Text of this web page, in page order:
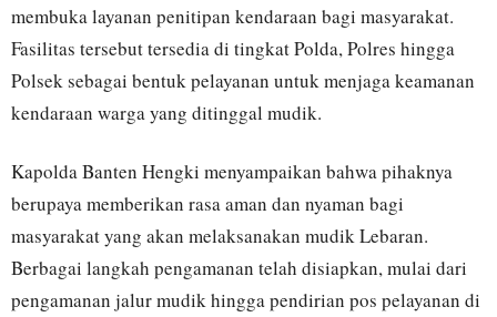
membuka layanan penitipan kendaraan bagi masyarakat.
Fasilitas tersebut tersedia di tingkat Polda, Polres hingga
Polsek sebagai bentuk pelayanan untuk menjaga keamanan
kendaraan warga yang ditinggal mudik.
Kapolda Banten Hengki menyampaikan bahwa pihaknya
berupaya memberikan rasa aman dan nyaman bagi
masyarakat yang akan melaksanakan mudik Lebaran.
Berbagai langkah pengamanan telah disiapkan, mulai dari
pengamanan jalur mudik hingga pendirian pos pelayanan di